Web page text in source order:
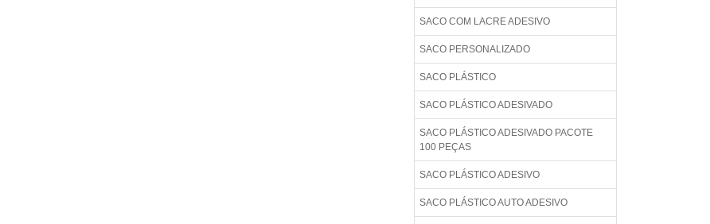
SACO COM LACRE ADESIVO
SACO PERSONALIZADO
SACO PLÁSTICO
SACO PLÁSTICO ADESIVADO
SACO PLÁSTICO ADESIVADO PACOTE
100 PEÇAS
SACO PLÁSTICO ADESIVO
SACO PLÁSTICO AUTO ADESIVO